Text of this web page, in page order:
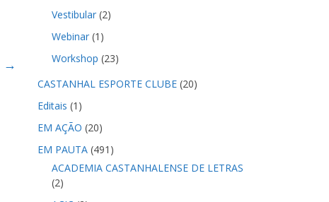
→
Vestibular (2)
Webinar (1)
Workshop (23)
CASTANHAL ESPORTE CLUBE (20)
Editais (1)
EM AÇÃO (20)
EM PAUTA (491)
ACADEMIA CASTANHALENSE DE LETRAS
(2)